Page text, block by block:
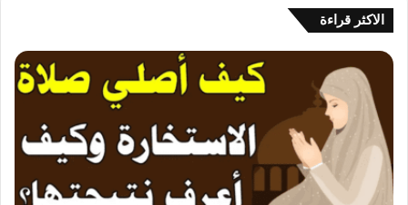
الاكثر قراءة